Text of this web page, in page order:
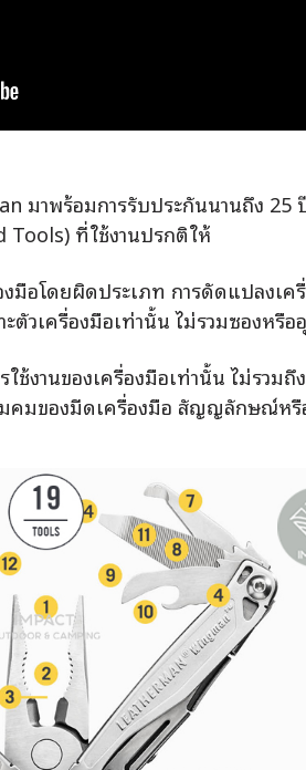
มาพร้อมการรับประกันนานถึง
Tools) ที่ใช้งานปรกติให้
มือโดยผิดประเภท การดัดแปลงเ
ะตัวเครื่องมือเท่านั้น ไม่รวมซองห
ใช้งานของเครื่องมือเท่านั้น ไม่ร
คมของมีดเครื่องมือ สัญญลักษณ์ห